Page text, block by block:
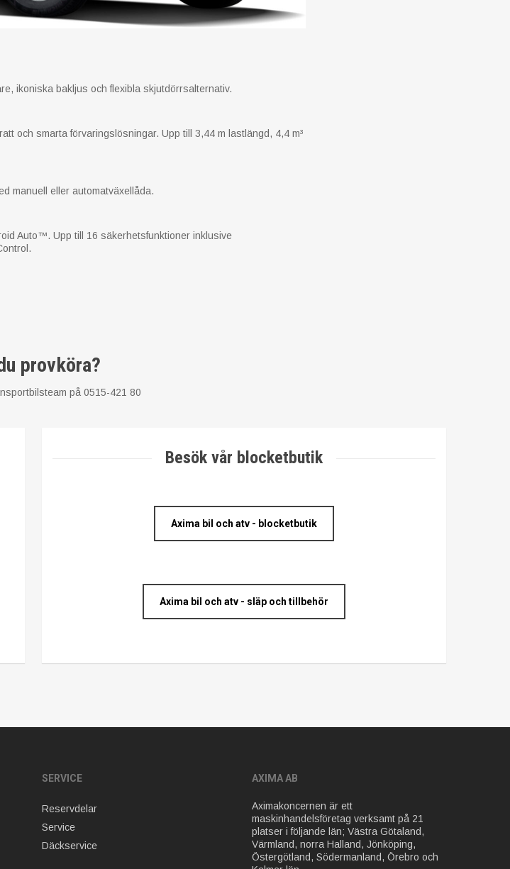
ikoniska bakljus och flexibla skjutdörrsalternativ.
och smarta förvaringslösningar. Upp till 3,44 m lastlängd, 4,4 m³
manuell eller automatväxellåda.
Auto™. Upp till 16 säkerhetsfunktioner inklusive
provköra?
på 0515-421 80
Besök vår blocketbutik
Axima bil och atv - blocketbutik
Axima bil och atv - släp och tillbehör
SERVICE
Reservdelar
Service
Däckservice
AXIMA AB
Aximakoncernen är ett
maskinhandelsföretag verksamt på 21
platser i följande län; Västra Götaland,
Värmland, norra Halland, Jönköping,
Östergötland, Södermanland, Örebro och